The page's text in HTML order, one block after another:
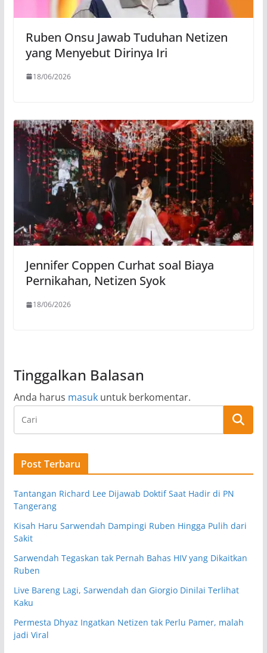
Ruben Onsu Jawab Tuduhan Netizen
yang Menyebut Dirinya Iri
18/06/2026
Jennifer Coppen Curhat soal Biaya
Pernikahan, Netizen Syok
18/06/2026
Tinggalkan Balasan
Anda harus masukuntuk berkomentar.
Post Terbaru
Tantangan Richard Lee Dijawab Doktif Saat Hadir di PN
Tangerang
Kisah Haru Sarwendah Dampingi Ruben Hingga Pulih dari
Sakit
Sarwendah Tegaskan tak Pernah Bahas HIV yang Dikaitkan
Ruben
Live Bareng Lagi, Sarwendah dan Giorgio Dinilai Terlihat
Kaku
Permesta Dhyaz Ingatkan Netizen tak Perlu Pamer, malah
jadi Viral